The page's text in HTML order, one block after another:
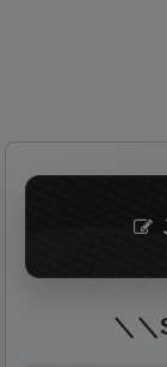
＼＼